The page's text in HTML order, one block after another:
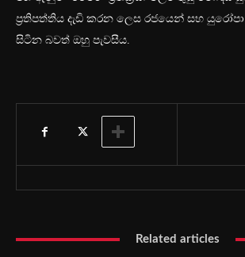
ප්‍රතිපත්තිය දැඩි කරන ලෙස රජයෙන් සහ
සිටින බවත් ඔහු පැවසීය.
Related articles